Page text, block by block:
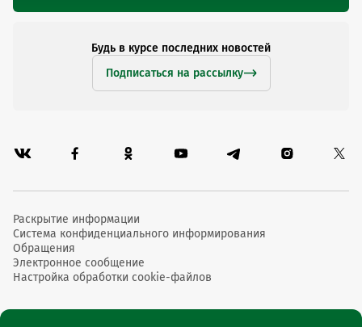
Будь в курсе последних новостей
Подписаться на рассылку
Раскрытие информации
Система конфиденциального информирования
Обращения
Электронное сообщение
Настройка обработки cookie-файлов